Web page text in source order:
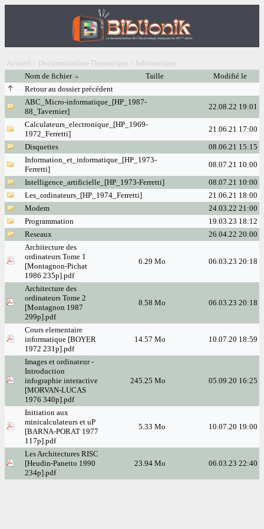
Accueil > Documentation-Thematique > Informatique
Nom de fichier
Taille
Modifié le
Retour au dossier précédent
ABC_Micro-informatique_[HP_1987-
88_Tavernier]
22.08.22 19:01
Calculateurs_electronique_[HP_1969-
1972_Ferretti]
21.06.21 17:00
Disquettes
08.06.21 15:15
Information_et_informatique_[HP_1973-
Ferretti]
08.07.21 10:00
Intelligence_artificielle_[HP_1973-Ferretti]
08.07.21 10:00
Les_ordinateurs_[HP_1974_Ferretti]
21.06.21 18:00
Modem
24.03.22 21:00
Programmation
19.03.23 18:12
Reseaux
26.04.22 20:00
Architecture des
ordinateurs Tome 1
[Montagnon-Pichat
1986 235p].pdf
6.29 Mo 06.03.23 20:18
Architecture des
ordinateurs Tome 2
[Montagnon 1987
299p].pdf
8.58 Mo 06.03.23 20:18
Cours elementaire
informatique [BOYER
1972 231p].pdf
14.57 Mo 10.07.20 18:59
Images et ordinateur -
Introduction
infographie interactive
[MORVAN-LUCAS
1976 340p].pdf
245.25 Mo 05.09.20 16:25
Initiation aux
minicalculateurs et uP
[BARNA-PORAT 1977
117p].pdf
5.33 Mo 10.07.20 19:00
Les Architectures RISC
[Heudin-Panetto 1990
234p].pdf
23.94 Mo 06.03.23 22:40